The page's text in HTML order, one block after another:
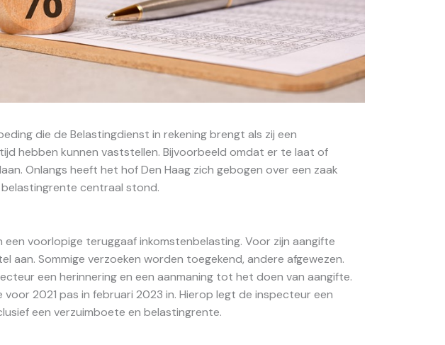
die de Belastingdienst in rekening brengt als zij een
hebben kunnen vaststellen. Bijvoorbeeld omdat er te laat of
Onlangs heeft het hof Den Haag zich gebogen over een zaak
centraal stond.
een voorlopige teruggaaf inkomstenbelasting. Voor zijn aangifte
aan. Sommige verzoeken worden toegekend, andere afgewezen.
een herinnering en een aanmaning tot het doen van aangifte.
voor 2021 pas in februari 2023 in. Hierop legt de inspecteur een
een verzuimboete en belastingrente.